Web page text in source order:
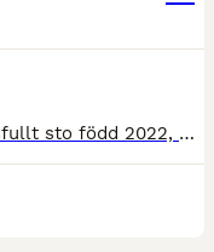
Dolcezza är ett vackert och uttrycksfullt sto född 2022, efter Janeiro Platinum – Blue Hors Romanov. Hon har tre riktigt bra gångarter, fina hovar och korrekt benställning. Hon är skadefri och har en